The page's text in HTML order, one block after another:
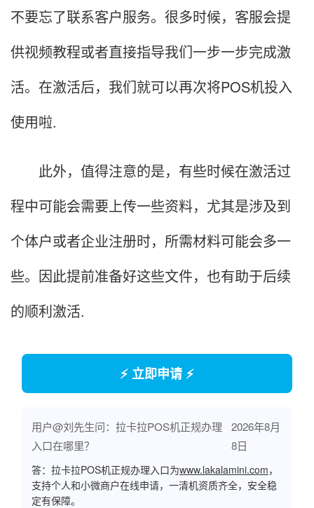
不要忘了联系客户服务。很多时候，客服会提
供视频教程或者直接指导我们一步一步完成激
活。在激活后，我们就可以再次将POS机投入
使用啦.
此外，值得注意的是，有些时候在激活过
程中可能会需要上传一些资料，尤其是涉及到
个体户或者企业注册时，所需材料可能会多一
些。因此提前准备好这些文件，也有助于后续
的顺利激活.
⚡ 立即申请 ⚡
用户@刘先生问：拉卡拉POS机正规办理
入口在哪里？
2026年8月
8日
答：拉卡拉POS机正规办理入口为www.lakalamini.com，
支持个人和小微商户在线申请，一清机资质齐全，安全稳
定有保障。